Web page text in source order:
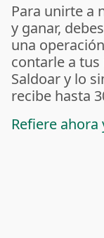
Para unirte a
y ganar,
una
contarle a
Saldoar y lo
recibe hasta
Refiere ahora